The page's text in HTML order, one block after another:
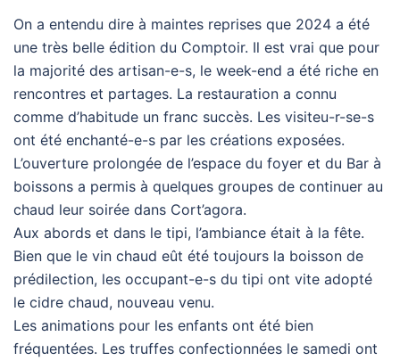
On a entendu dire à maintes reprises que 2024 a été
une très belle édition du Comptoir. Il est vrai que pour
la majorité des artisan-e-s, le week-end a été riche en
rencontres et partages. La restauration a connu
comme d’habitude un franc succès. Les visiteu-r-se-s
ont été enchanté-e-s par les créations exposées.
L’ouverture prolongée de l’espace du foyer et du Bar à
boissons a permis à quelques groupes de continuer au
chaud leur soirée dans Cort’agora.
Aux abords et dans le tipi, l’ambiance était à la fête.
Bien que le vin chaud eût été toujours la boisson de
prédilection, les occupant-e-s du tipi ont vite adopté
le cidre chaud, nouveau venu.
Les animations pour les enfants ont été bien
fréquentées. Les truffes confectionnées le samedi ont